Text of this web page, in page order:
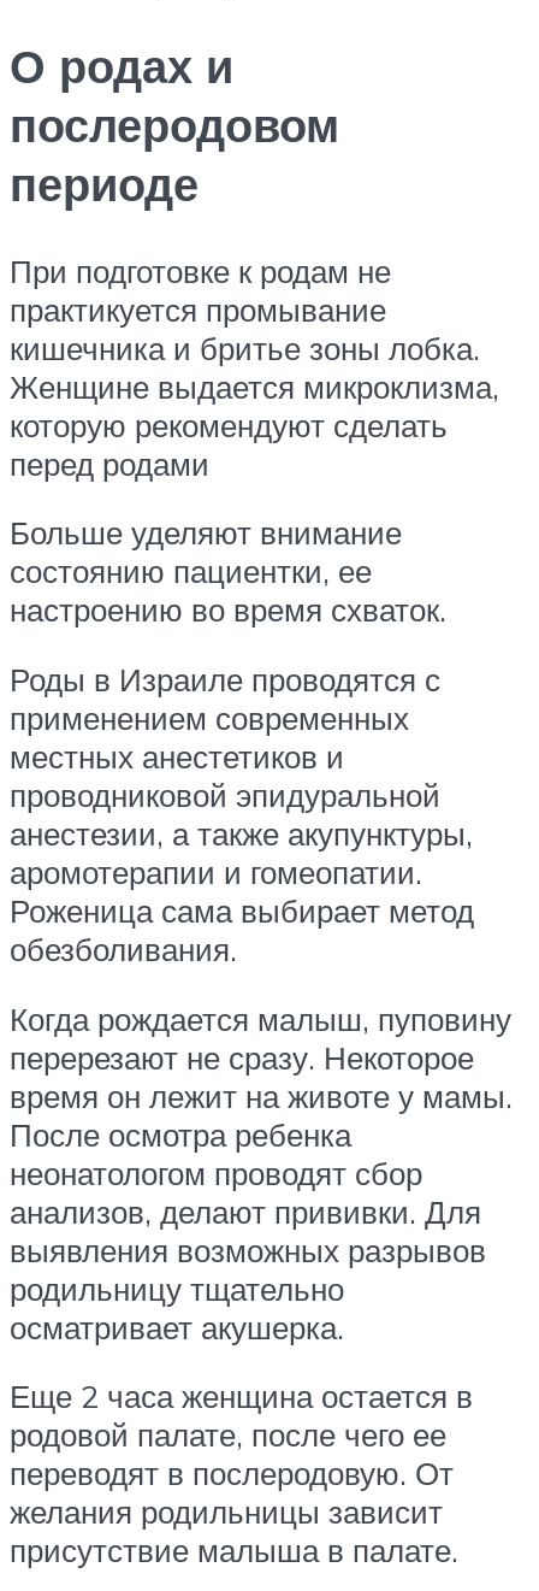
О родах и
послеродовом
периоде
При подготовке к родам не
практикуется промывание
кишечника и бритье зоны лобка.
Женщине выдается микроклизма,
которую рекомендуют сделать
перед родами
Больше уделяют внимание
состоянию пациентки, ее
настроению во время схваток.
Роды в Израиле проводятся с
применением современных
местных анестетиков и
проводниковой эпидуральной
анестезии, а также акупунктуры,
аромотерапии и гомеопатии.
Роженица сама выбирает метод
обезболивания.
Когда рождается малыш, пуповину
перерезают не сразу. Некоторое
время он лежит на животе у мамы.
После осмотра ребенка
неонатологом проводят сбор
анализов, делают прививки. Для
выявления возможных разрывов
родильницу тщательно
осматривает акушерка.
Еще 2 часа женщина остается в
родовой палате, после чего ее
переводят в послеродовую. От
желания родильницы зависит
присутствие малыша в палате.